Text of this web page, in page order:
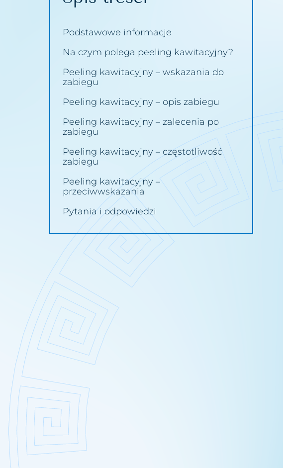
Worki i cienie pod oczami
Wypadanie włosów
Zapadnięta twarz
Zastoje limfatyczne
Zmarszczki
Łysienie bliznowaciejące
Łysienie telogenowe
Łysienie plackowate
Łysienie androgenowe
Sucha – wrażliwa skóra głowy
Suche zniszczone włosy
Łojotokowe zapalenie skóry głowy
Łupież
Łuszczyca skóry głowy
Usuwanie bruzd nosowo
Usuwanie cellulitu
Usuwanie makijażu
Usuwanie prosaków
Usuwanie przebarwień
Usuwanie rozstępów
Usuwanie tatuażu
Usuwanie tkanki tłuszczowej
Usuwanie włókniaków i
Usuwanie worków i cieni pod
Usuwanie zmarszczek
Podstawowe informacje
Na czym polega peeling kawitacyjny?
Peeling kawitacyjny – wskazania do
zabiegu
Peeling kawitacyjny – opis zabiegu
Peeling kawitacyjny – zalecenia po
zabiegu
Peeling kawitacyjny – częstotliwość
zabiegu
Peeling kawitacyjny –
przeciwwskazania
Pytania i odpowiedzi